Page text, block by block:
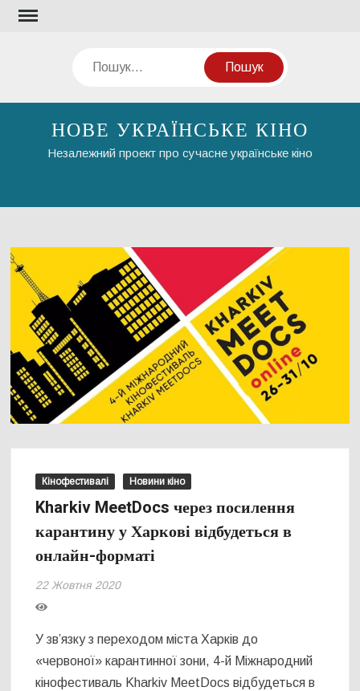
Перейти
Пошук
НОВЕ УКРАЇНСЬКЕ КІНО
Незалежний проект про сучасне українське кіно
Кінофестивалі Новини кіно
Kharkiv MeetDocs через посилення
карантину у Харкові відбудеться в
онлайн-форматі
22 Жовтня 2020
У зв’язку з переходом міста Харків до
«червоної» карантинної зони, 4-й Міжнародний
кінофестиваль Kharkiv MeetDocs відбудеться в